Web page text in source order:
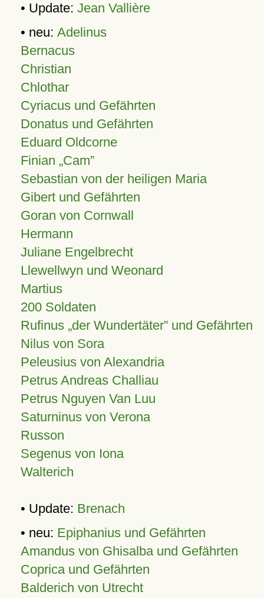
• Update: Jean Vallière
• neu: Adelinus
Bernacus
Christian
Chlothar
Cyriacus und Gefährten
Donatus und Gefährten
Eduard Oldcorne
Finian Cam
Sebastian von der heiligen Maria
Gibert und Gefährten
Goran von Cornwall
Hermann
Juliane Engelbrecht
Llewellwyn und Weonard
Martius
200 Soldaten
Rufinus „der Wundertäter” und Gefährten
Nilus von Sora
Peleusius von Alexandria
Petrus Andreas Challiau
Petrus Nguyen Van Luu
Saturninus von Verona
Russon
Segenus von Iona
Walterich
• Update: Brenach
• neu: Epiphanius und Gefährten
Amandus von Ghisalba und Gefährten
Coprica und Gefährten
Balderich von Utrecht